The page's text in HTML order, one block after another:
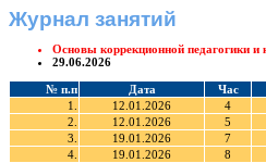
Журнал занятий
Основы коррекционной педагогики и
29.06.2026
№ п.п Дата Час
1.
12.01.2026 4
2.
12.01.2026 5
3.
19.01.2026 7
4.
19.01.2026 8